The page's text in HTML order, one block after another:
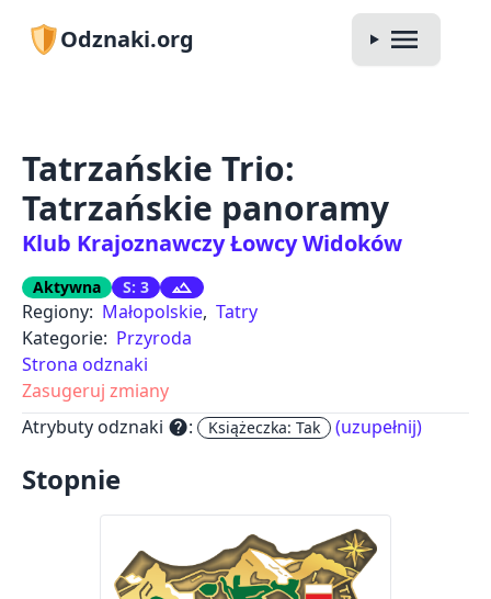
Odznaki.org
Tatrzańskie Trio:
Tatrzańskie panoramy
Klub Krajoznawczy Łowcy Widoków
Aktywna S: 3
Regiony: Małopolskie, Tatry
Kategorie: Przyroda
Strona odznaki
Zasugeruj zmiany
Atrybuty odznaki help: Książeczka: Tak (uzupełnij)
Stopnie